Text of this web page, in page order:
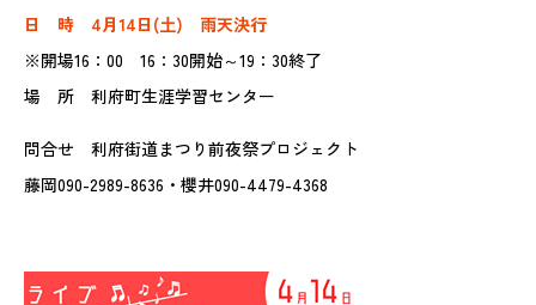
日 時 4月14日(土) 雨天決行
※開場16：00 16：30開始～19：30終了
場 所 利府町生涯学習センター
問合せ 利府街道まつり前夜祭プロジェクト
藤岡090-2989-8636・櫻井090-4479-4368